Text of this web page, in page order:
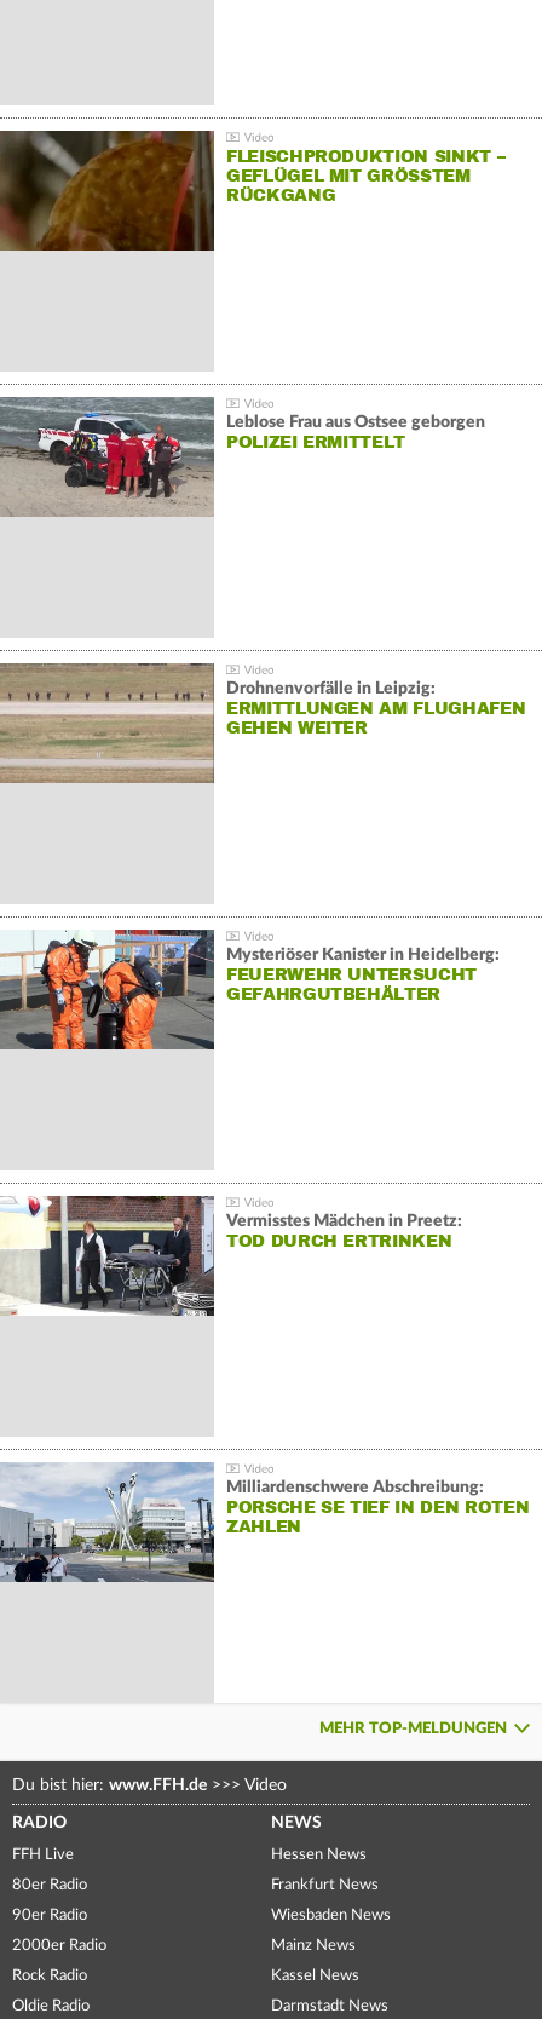
FLEISCHPRODUKTION SINKT –
GEFLÜGEL MIT GRÖSSTEM R
ÜCKGANG
Leblose Frau aus Ostsee geborgen
POLIZEI ERMITTELT
Drohnenvorfälle in Leipzig:
ERMITTLUNGEN AM FLUGHAFEN
GEHEN WEITER
Mysteriöser Kanister in Heidelberg:
FEUERWEHR UNTERSUCHT
GEFAHRGUTBEHÄLTER
Vermisstes Mädchen in Preetz:
TOD DURCH ERTRINKEN
Milliardenschwere Abschreibung:
PORSCHE SE TIEF IN DEN ROTEN
ZAHLEN
MEHR TOP-MELDUNGEN
Du bist hier: www.FFH.de >>> Video
RADIO
FFH Live
80er Radio
90er Radio
2000er Radio
Rock Radio
Oldie Radio
NEWS
Hessen News
Frankfurt News
Wiesbaden News
Mainz News
Kassel News
Darmstadt News